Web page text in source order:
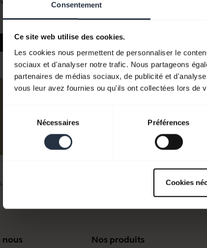
Consentement
Ce site web utilise des cookies.
Les cookies nous permettent de personnaliser le
sociaux et d'analyser notre trafic. Nous partageons
partenaires de médias sociaux, de publicité et
vous leur avez fournies ou qu'ils ont collectées lors de
consentement
Nécessaires Préférences
Cookies
Découvrez notre gamme
Micro-casques
pour les appels,
Découvrez
nous Nos produits